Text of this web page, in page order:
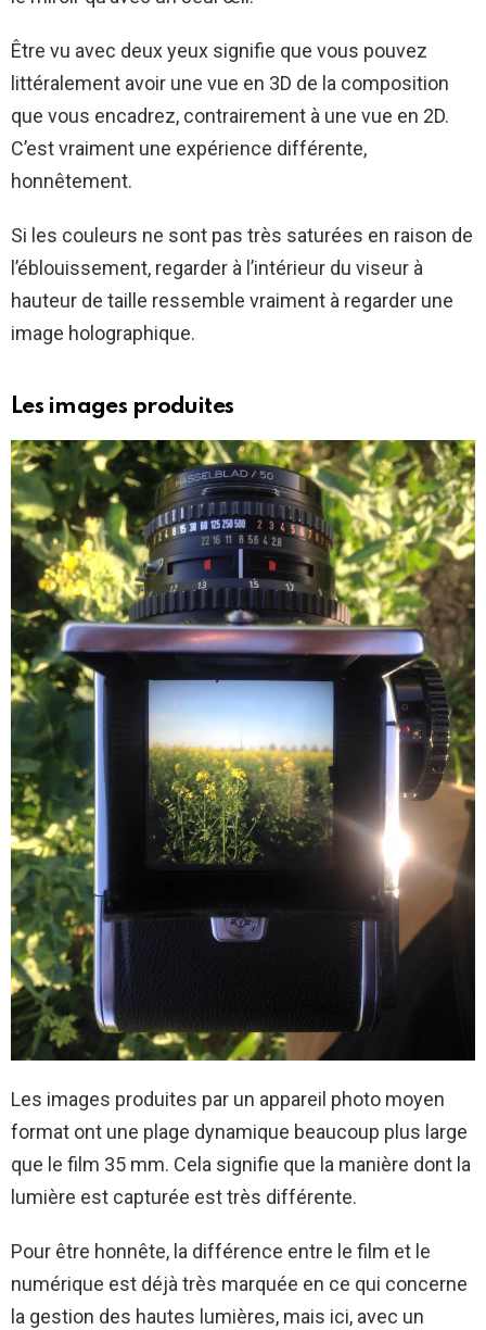
Être vu avec deux yeux signifie que vous pouvez
littéralement avoir une vue en 3D de la composition
que vous encadrez, contrairement à une vue en 2D.
C’est vraiment une expérience différente,
honnêtement.
Si les couleurs ne sont pas très saturées en raison de
l’éblouissement, regarder à l’intérieur du viseur à
hauteur de taille ressemble vraiment à regarder une
image holographique.
Les images produites
Les images produites par un appareil photo moyen
format ont une plage dynamique beaucoup plus large
que le film 35 mm. Cela signifie que la manière dont la
lumière est capturée est très différente.
Pour être honnête, la différence entre le film et le
numérique est déjà très marquée en ce qui concerne
la gestion des hautes lumières, mais ici, avec un